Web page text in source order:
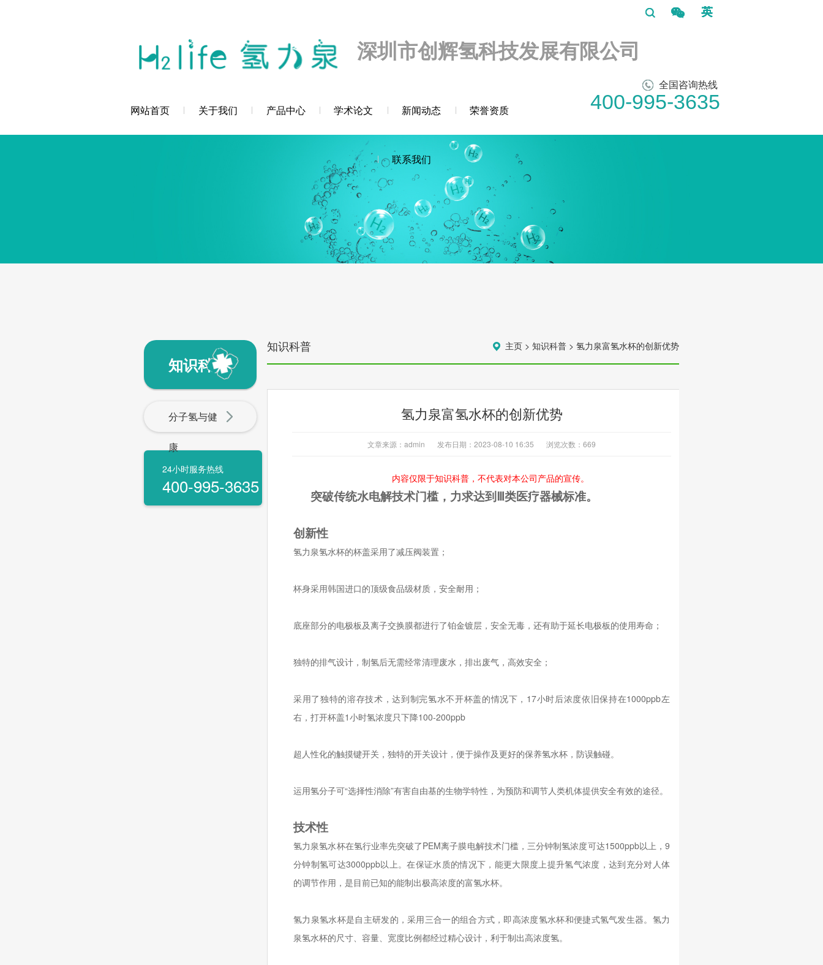
深圳市创辉氢科技发展有限公司
全国咨询热线
400-995-3635
网站首页 关于我们 产品中心 学术论文 新闻动态 荣誉资质
联系我们
知识科普
分子氢与健
康
24小时服务热线
400-995-3635
主页> 知识科普> 氢力泉富氢水杯的创新优势
知识科普
氢力泉富氢水杯的创新优势
文章来源：admin 发布日期：2023-08-10 16:35 浏览次数：669
内容仅限于知识科普，不代表对本公司产品的宣传。
突破传统水电解技术门槛，力求达到Ⅲ类医疗器械标准。
创新性
氢力泉氢水杯的杯盖采用了减压阀装置；
杯身采用韩国进口的顶级食品级材质，安全耐用；
底座部分的电极板及离子交换膜都进行了铂金镀层，安全无毒，还有助于延长电极板的使用寿命；
独特的排气设计，制氢后无需经常清理废水，排出废气，高效安全；
采用了独特的溶存技术，达到制完氢水不开杯盖的情况下，17小时后浓度依旧保持在1000ppb左
右，打开杯盖1小时氢浓度只下降100-200ppb
超人性化的触摸键开关，独特的开关设计，便于操作及更好的保养氢水杯，防误触碰。
运用氢分子可“选择性消除”有害自由基的生物学特性，为预防和调节人类机体提供安全有效的途径。
技术性
氢力泉氢水杯在氢行业率先突破了PEM离子膜电解技术门槛，三分钟制氢浓度可达1500ppb以上，9
分钟制氢可达3000ppb以上。在保证水质的情况下，能更大限度上提升氢气浓度，达到充分对人体
的调节作用，是目前已知的能制出极高浓度的富氢水杯。
氢力泉氢水杯是自主研发的，采用三合一的组合方式，即高浓度氢水杯和便捷式氢气发生器。氢力
泉氢水杯的尺寸、容量、宽度比例都经过精心设计，利于制出高浓度氢。